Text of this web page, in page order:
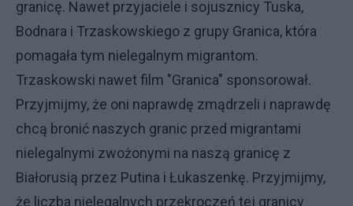
granicę. Nawet przyjaciele i sojusznicy Tuska,
Bodnara i Trzaskowskiego z grupy Granica, która
pomagała tym nielegalnym migrantom.
Trzaskowski nawet film "Granica" sponsorował.
Przyjmijmy, że oni naprawdę zmądrzeli i naprawdę
chcą bronić naszych granic przed migrantami
nielegalnymi zwożonymi na naszą granicę z
Białorusią przez Putina i Łukaszenkę. Przyjmijmy,
że liczba nielegalnych przekroczeń tej granicy